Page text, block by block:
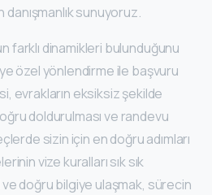
sunuyoruz.
farklı dinamikleri bulunduğunu
özel yönlendirme ile başvuru
evrakların eksiksiz şekilde
doldurulması ve randevu
sizin için en doğru adımları
vize kuralları sık sık
doğru bilgiye ulaşmak, sürecin